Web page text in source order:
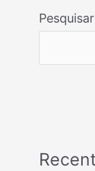
Pesquisar